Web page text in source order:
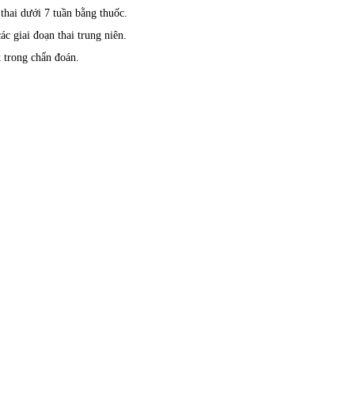
dưới 7 tuần bằng thuốc.
giai đoạn thai trung niên.
chẩn đoán.